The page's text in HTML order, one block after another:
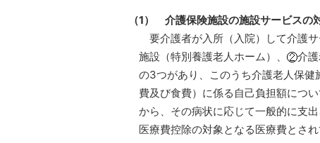
（1）
介護保険施設の施設サービスの
要介護者が入所（入院）して介護サ
施設（特別養護老人ホーム）、
介護
の3つがあり、このうち介護老人保
費及び食費）に係る自己負担額につ
から、その病状に応じて一般的に支
医療費控除の対象となる医療費とされ